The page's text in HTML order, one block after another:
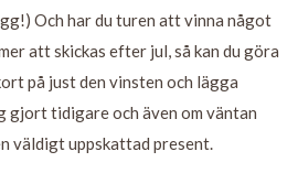
Och har du turen att vinna något
att skickas efter jul, så kan du göra
på just den vinsten och lägga
gjort tidigare och även om väntan
väldigt uppskattad present.